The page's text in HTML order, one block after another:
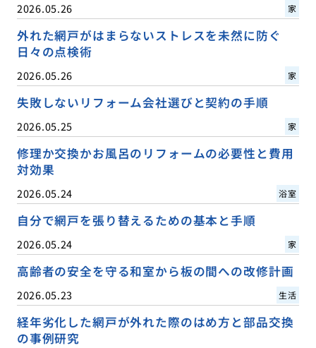
2026.05.26 家
外れた網戸がはまらないストレスを未然に防ぐ
日々の点検術
2026.05.26 家
失敗しないリフォーム会社選びと契約の手順
2026.05.25 家
修理か交換かお風呂のリフォームの必要性と費用
対効果
2026.05.24 浴室
自分で網戸を張り替えるための基本と手順
2026.05.24 家
高齢者の安全を守る和室から板の間への改修計画
2026.05.23 生活
経年劣化した網戸が外れた際のはめ方と部品交換
の事例研究